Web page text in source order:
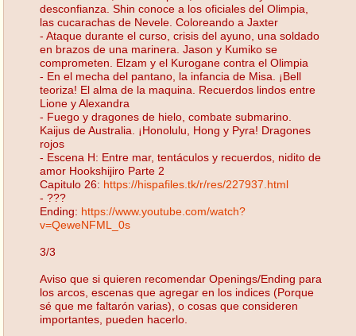
desconfianza. Shin conoce a los oficiales del Olimpia,
las cucarachas de Nevele. Coloreando a Jaxter
- Ataque durante el curso, crisis del ayuno, una soldado
en brazos de una marinera. Jason y Kumiko se
comprometen. Elzam y el Kurogane contra el Olimpia
- En el mecha del pantano, la infancia de Misa. ¡Bell
teoriza! El alma de la maquina. Recuerdos lindos entre
Lione y Alexandra
- Fuego y dragones de hielo, combate submarino.
Kaijus de Australia. ¡Honolulu, Hong y Pyra! Dragones
rojos
- Escena H: Entre mar, tentáculos y recuerdos, nidito de
amor Hookshijiro Parte 2
Capitulo 26: https://hispafiles.tk/r/res/227937.html
- ???
Ending: https://www.youtube.com/watch?
v=QeweNFML_0s
3/3
Aviso que si quieren recomendar Openings/Ending para
los arcos, escenas que agregar en los indices (Porque
sé que me faltarón varias), o cosas que consideren
importantes, pueden hacerlo.